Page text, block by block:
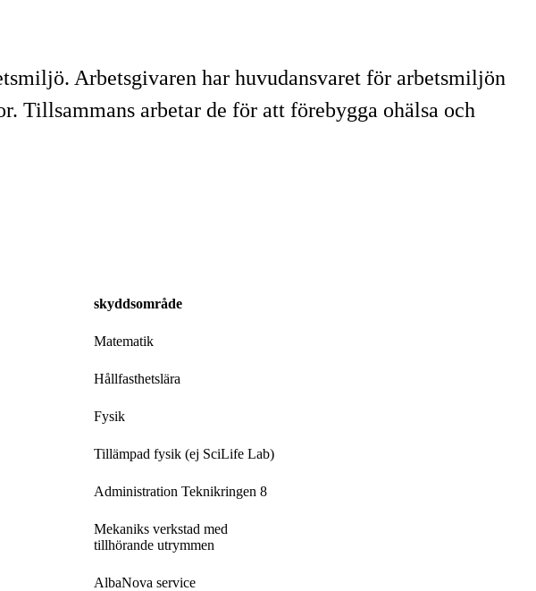
Arbetsgivaren har huvudansvaret för arbetsmiljön
Tillsammans arbetar de för att förebygga ohälsa och
skyddsområde
Matematik
Hållfasthetslära
Fysik
Tillämpad fysik (ej SciLife Lab)
Administration Teknikringen 8
Mekaniks verkstad med
tillhörande utrymmen
AlbaNova service